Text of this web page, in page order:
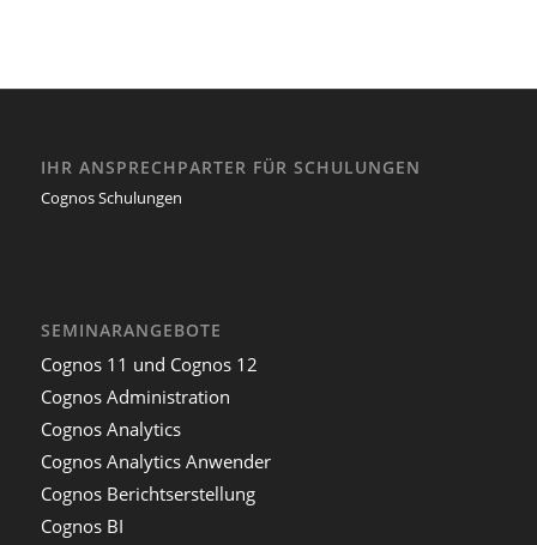
IHR ANSPRECHPARTER FÜR SCHULUNGEN
Cognos Schulungen
SEMINARANGEBOTE
Cognos 11 und Cognos 12
Cognos Administration
Cognos Analytics
Cognos Analytics Anwender
Cognos Berichtserstellung
Cognos BI